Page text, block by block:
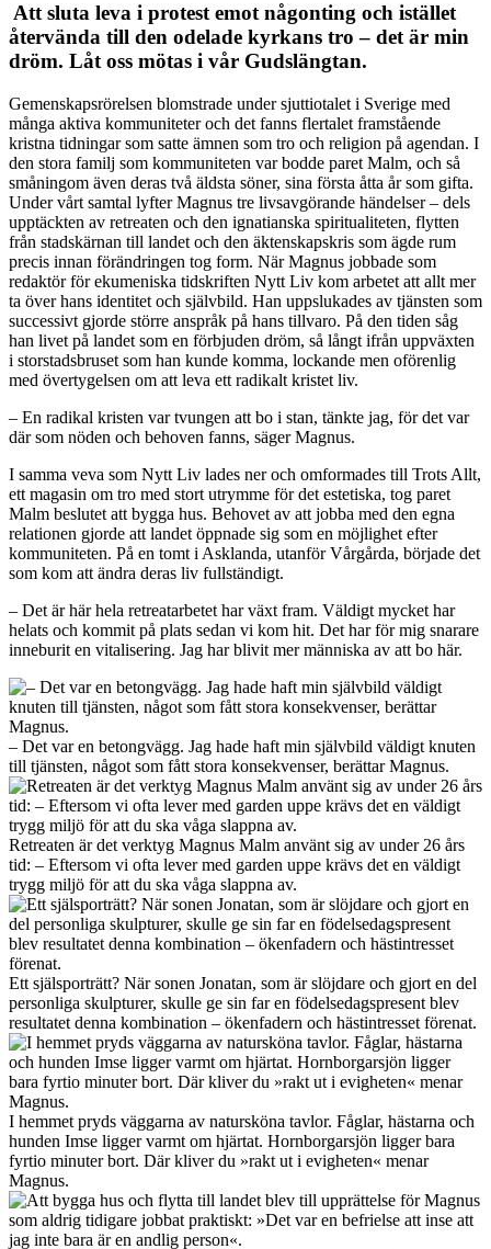
Att sluta leva i protest emot någonting och istället
återvända till den odelade kyrkans tro – det är min
dröm. Låt oss mötas i vår Gudslängtan.
Gemenskapsrörelsen blomstrade under sjuttiotalet i Sverige med
många aktiva kommuniteter och det fanns flertalet framstående
kristna tidningar som satte ämnen som tro och religion på agendan. I
den stora familj som kommuniteten var bodde paret Malm, och så
småningom även deras två äldsta söner, sina första åtta år som gifta.
Under vårt samtal lyfter Magnus tre livsavgörande händelser – dels
upptäckten av retreaten och den ignatianska spiritualiteten, flytten
från stadskärnan till landet och den äktenskapskris som ägde rum
precis innan förändringen tog form. När Magnus jobbade som
redaktör för ekumeniska tidskriften Nytt Liv kom arbetet att allt mer
ta över hans identitet och självbild. Han uppslukades av tjänsten som
successivt gjorde större anspråk på hans tillvaro. På den tiden såg
han livet på landet som en förbjuden dröm, så långt ifrån uppväxten
i storstadsbruset som han kunde komma, lockande men oförenlig
med övertygelsen om att leva ett radikalt kristet liv.
– En radikal kristen var tvungen att bo i stan, tänkte jag, för det var
där som nöden och behoven fanns, säger Magnus.
I samma veva som Nytt Liv lades ner och omformades till Trots Allt,
ett magasin om tro med stort utrymme för det estetiska, tog paret
Malm beslutet att bygga hus. Behovet av att jobba med den egna
relationen gjorde att landet öppnade sig som en möjlighet efter
kommuniteten. På en tomt i Asklanda, utanför Vårgårda, började det
som kom att ändra deras liv fullständigt.
– Det är här hela retreatarbetet har växt fram. Väldigt mycket har
helats och kommit på plats sedan vi kom hit. Det har för mig snarare
inneburit en vitalisering. Jag har blivit mer människa av att bo här.
– Det var en betong­vägg. Jag hade haft min självbild väldigt knuten
till tjänsten, något som fått stora konsekvenser, berättar Magnus.
Retreaten är det verktyg Magnus Malm använt sig av under 26 års
tid: – Eftersom vi ofta lever med garden uppe krävs det en väldigt
trygg miljö för att du ska våga slappna av.
Ett själsporträtt? När sonen Jonatan, som är slöjdare och gjort en del
personliga skulpturer, skulle ge sin far en födelsedagspresent blev
resultatet denna kombination – ökenfadern och hästintresset förenat.
I hemmet pryds väggarna av natursköna tavlor. Fåglar, hästarna och
hunden Imse ligger varmt om hjärtat. Hornborgarsjön ligger bara
fyrtio minuter bort. Där kliver du »rakt ut i evigheten« menar
Magnus.